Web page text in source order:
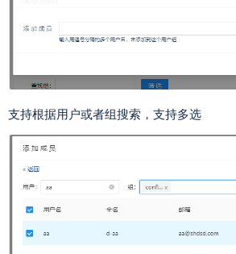
支持根据用户或者组搜索，支持多选